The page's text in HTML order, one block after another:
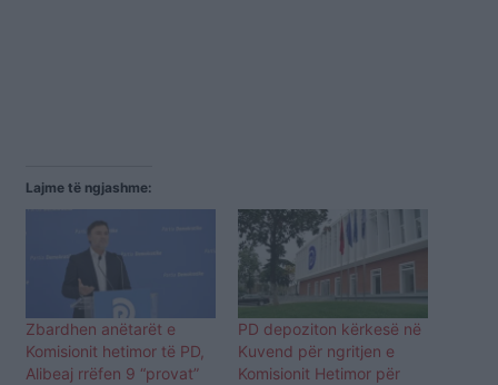
Lajme të ngjashme:
Zbardhen anëtarët e
Komisionit hetimor të PD,
Alibeaj rrëfen 9 “provat”
PD depoziton kërkesë në
Kuvend për ngritjen e
Komisionit Hetimor për